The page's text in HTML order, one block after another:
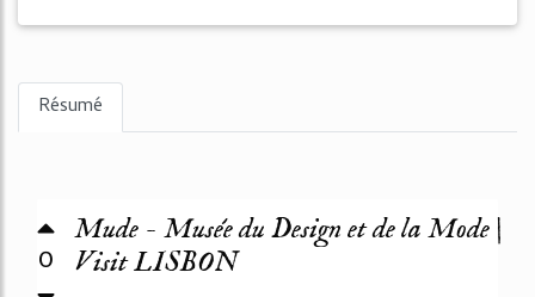
Résumé
0
Mude - Musée du Design et de la Mode |
Visit LISBON